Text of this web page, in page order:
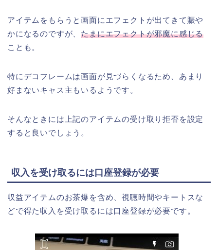
アイテムをもらうと画面にエフェクトが出てきて賑や
かになるのですが、たまにエフェクトが邪魔に感じる
ことも。
特にデコフレームは画面が見づらくなるため、あまり
好まないキャス主もいるようです。
そんなときには上記のアイテムの受け取り拒否を設定
すると良いでしょう。
収入を受け取るには口座登録が必要
収益アイテムのお茶爆を含め、視聴時間やキートスな
どで得た収入を受け取るには口座登録が必要です。